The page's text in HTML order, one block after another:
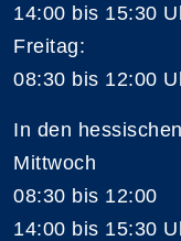
14:00 bis 15:30
Freitag:
08:30 bis 12:00
In den
Mittwoch
08:30 bis 12:00
14:00 bis 15:30